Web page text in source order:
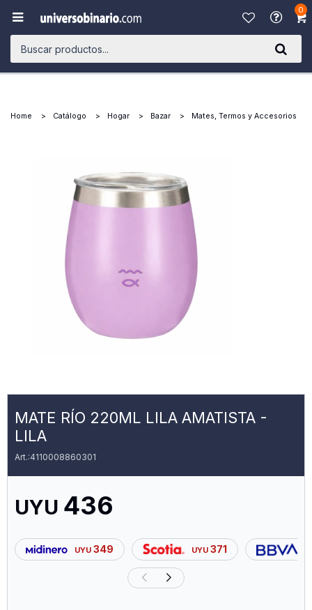
0

Home Catálogo Hogar Bazar Mates, Termos y Accesorios
MATE RÍO 220ML LILA AMATISTA -
LILA
4110008860301
UYU 436
UYU 349 UYU 371